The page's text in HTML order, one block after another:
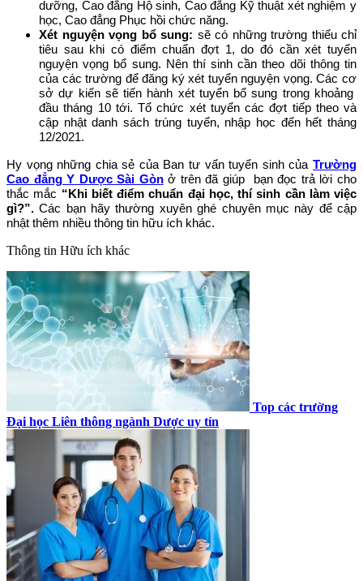
dưỡng, Cao đẳng Hộ sinh, Cao đẳng Kỹ thuật xét nghiệm y
học, Cao đẳng Phục hồi chức năng.
Xét nguyện vọng bổ sung: sẽ có những trường thiếu chỉ
tiêu sau khi có điểm chuẩn đợt 1, do đó cần xét tuyển
nguyện vọng bổ sung. Nên thí sinh cần theo dõi thông tin
của các trường để đăng ký xét tuyển nguyện vọng. Các cơ
sở dự kiến sẽ tiến hành xét tuyển bổ sung trong khoảng
đầu tháng 10 tới. Tổ chức xét tuyển các đợt tiếp theo và
cập nhật danh sách trúng tuyển, nhập học đến hết tháng
12/2021.
Hy vọng những chia sẻ của Ban tư vấn tuyển sinh của Trường
Cao đẳng Y Dược Sài Gònở trên đã giúp bạn đọc trả lời cho
thắc mắc “Khi biết điểm chuẩn đại học, thí sinh cần làm việc
gì?”. Các bạn hãy thường xuyên ghé chuyên mục này để cập
nhật thêm nhiều thông tin hữu ích khác.
Thông tin Hữu ích khác
Top các trường
Đại học Liên thông ngành Dược uy tín